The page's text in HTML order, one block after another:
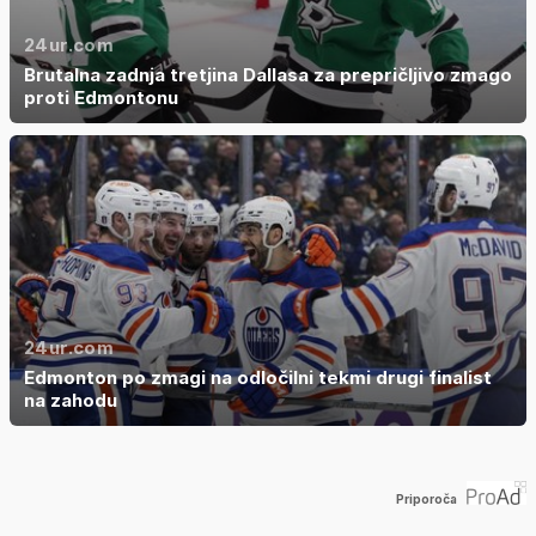
24ur.com
Brutalna zadnja tretjina Dallasa za prepričljivo zmago
proti Edmontonu
24ur.com
Edmonton po zmagi na odločilni tekmi drugi finalist
na zahodu
Priporoča